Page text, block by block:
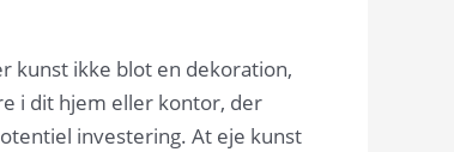
kunst ikke blot en dekoration,
i dit hjem eller kontor, der
investering. At eje kunst